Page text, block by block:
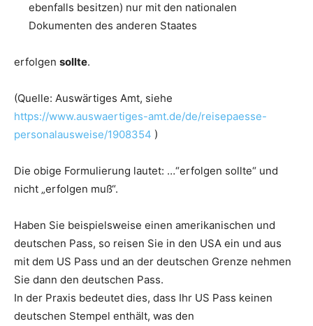
ebenfalls besitzen) nur mit den nationalen
Dokumenten des anderen Staates
erfolgen sollte.
(Quelle: Auswärtiges Amt, siehe
https://www.auswaertiges-amt.de/de/reisepaesse-
personalausweise/1908354 )
Die obige Formulierung lautet: …“erfolgen sollte“ und
nicht „erfolgen muß“.
Haben Sie beispielsweise einen amerikanischen und
deutschen Pass, so reisen Sie in den USA ein und aus
mit dem US Pass und an der deutschen Grenze nehmen
Sie dann den deutschen Pass.
In der Praxis bedeutet dies, dass Ihr US Pass keinen
deutschen Stempel enthält, was den